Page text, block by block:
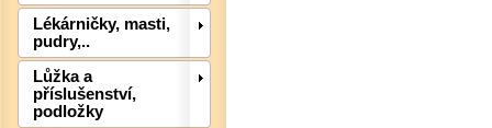
Lékárničky, masti,
pudry,..
Lůžka a
příslušenství,
podložky